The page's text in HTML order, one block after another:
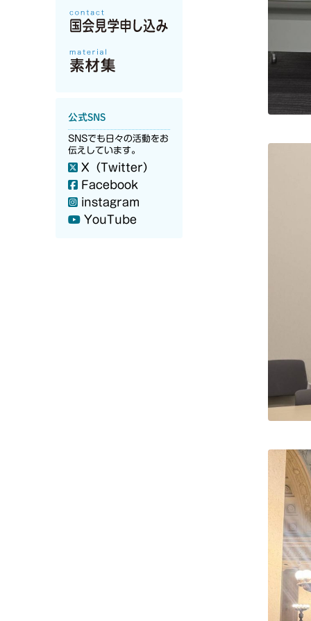
公式SNS
SNSでも日々の活動をお
伝えしています。
X（Twitter）
Facebook
instagram
YouTube